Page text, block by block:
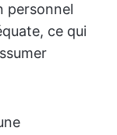
personnel
ce qui